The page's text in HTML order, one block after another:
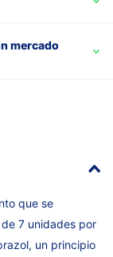
mercado
que se
7 unidades por
un principio